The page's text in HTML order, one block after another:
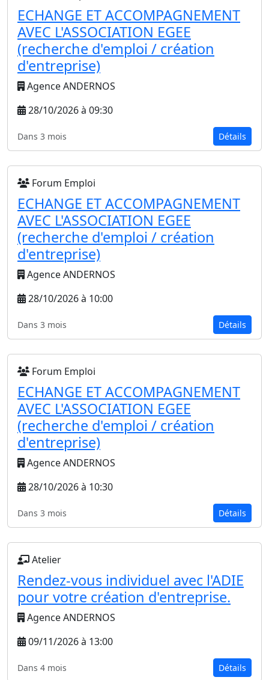
ECHANGE ET ACCOMPAGNEMENT
AVEC L'ASSOCIATION EGEE
(recherche d'emploi / création
d'entreprise)
Agence ANDERNOS
28/10/2026 à 09:30
Dans 3 mois Détails
Forum Emploi
ECHANGE ET ACCOMPAGNEMENT
AVEC L'ASSOCIATION EGEE
(recherche d'emploi / création
d'entreprise)
Agence ANDERNOS
28/10/2026 à 10:00
Dans 3 mois Détails
Forum Emploi
ECHANGE ET ACCOMPAGNEMENT
AVEC L'ASSOCIATION EGEE
(recherche d'emploi / création
d'entreprise)
Agence ANDERNOS
28/10/2026 à 10:30
Dans 3 mois Détails
Atelier
Rendez-vous individuel avec l'ADIE
pour votre création d'entreprise.
Agence ANDERNOS
09/11/2026 à 13:00
Dans 4 mois Détails